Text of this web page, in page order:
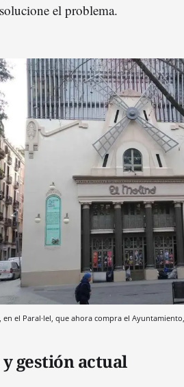
el problema.
el Paral·lel, que ahora compra el
gestión actual